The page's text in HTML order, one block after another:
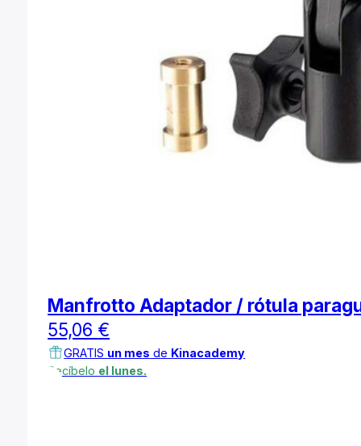
Manfrotto Adaptador / rótula
55,06 €
GRATIS un mes de Kinacademy
Recíbelo el lunes.